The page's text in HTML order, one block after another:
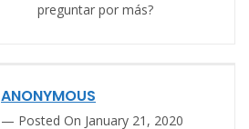
preguntar por más?
ANONYMOUS
Posted On January 21, 2020